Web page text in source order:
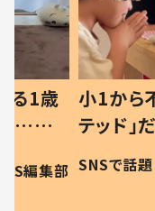
る1歳
…母
現行
編集部
小1から
テッド
食”を
和の親
SNSで話題